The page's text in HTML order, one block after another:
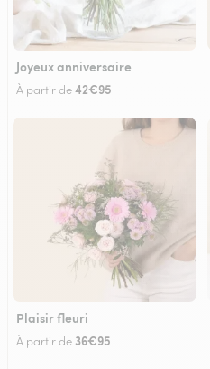
Joyeux anniversaire
À partir de42€95
Plaisir fleuri
À partir de 36€95